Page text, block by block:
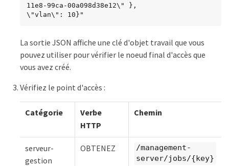
11e8-99ca-00a098d38e12\" },
\"vlan\": 10}"
La sortie JSON affiche une clé d'objet travail que vous
pouvez utiliser pour vérifier le noeud final d'accès que
vous avez créé.
Vérifiez le point d'accès :
Catégorie
Verbe
HTTP
Chemin
serveur-
gestion
OBTENEZ
/management-
server/jobs/{key}